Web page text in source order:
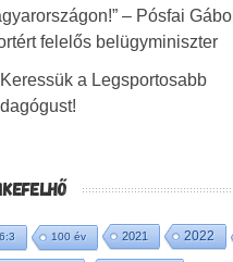
– Pósfai
felelős belügyminiszter
Keressük a Legsportosabb
6:3 100 év 2021 2022